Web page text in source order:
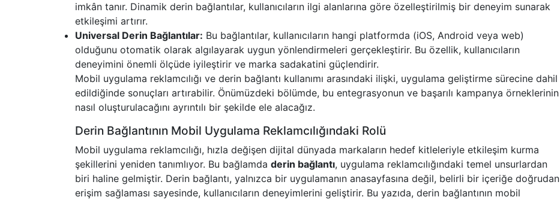
imkân tanır. Dinamik derin bağlantılar, kullanıcıların ilgi alanlarına göre özelleştirilmiş bir deneyim sunarak
etkileşimi artırır.
Universal Derin Bağlantılar: Bu bağlantılar, kullanıcıların hangi platformda (iOS, Android veya web)
olduğunu otomatik olarak algılayarak uygun yönlendirmeleri gerçekleştirir. Bu özellik, kullanıcıların
deneyimini önemli ölçüde iyileştirir ve marka sadakatini güçlendirir.
Mobil uygulama reklamcılığı ve derin bağlantı kullanımı arasındaki ilişki, uygulama geliştirme sürecine dahil
edildiğinde sonuçları artırabilir. Önümüzdeki bölümde, bu entegrasyonun ve başarılı kampanya örneklerinin
nasıl oluşturulacağını ayrıntılı bir şekilde ele alacağız.
Derin Bağlantının Mobil Uygulama Reklamcılığındaki Rolü
Mobil uygulama reklamcılığı, hızla değişen dijital dünyada markaların hedef kitleleriyle etkileşim kurma
şekillerini yeniden tanımlıyor. Bu bağlamda derin bağlantı, uygulama reklamcılığındaki temel unsurlardan
biri haline gelmiştir. Derin bağlantı, yalnızca bir uygulamanın anasayfasına değil, belirli bir içeriğe doğrudan
erişim sağlaması sayesinde, kullanıcıların deneyimlerini geliştirir. Bu yazıda, derin bağlantının mobil